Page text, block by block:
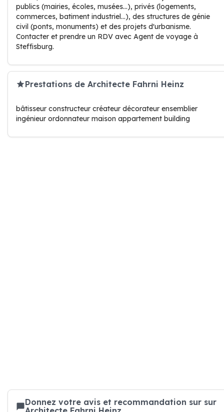
publics (mairies, écoles, musées...), privés (logements,
commerces, batiment industriel...), des structures de génie
civil (ponts, monuments) et des projets d'urbanisme.
Contacter et prendre un RDV avec Agent de voyage à
Steffisburg.
Prestations de Architecte Fahrni Heinz
bâtisseur constructeur créateur décorateur ensemblier
ingénieur ordonnateur maison appartement building
Donnez votre avis et recommandation sur sur